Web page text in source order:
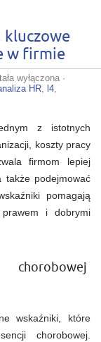
kluczowe
w firmie
wyłączona ·
HR, l4,
z istotnych
koszty pracy
firmom lepiej
także podejmować
pomagają
i dobrymi
chorobowej
wskaźniki, które
chorobowej.